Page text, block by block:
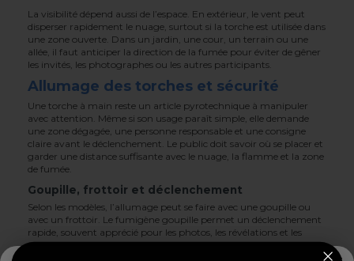
La visibilité dépend aussi de l’espace. En extérieur, le vent peut
disperser rapidement le nuage, surtout si la torche est utilisée dans
une zone ouverte. Dans un jardin, une cour, un terrain ou une
allée, il faut anticiper la direction de la fumée pour éviter de gêner
les invités, les photographes ou les autres participants.
Allumage des torches et sécurité
Une torche à main reste un article pyrotechnique à manipuler
avec attention. Même si son usage paraît simple, elle demande
une zone dégagée, une personne responsable et une consigne
claire avant le déclenchement. Le public doit savoir où se placer et
garder une distance suffisante avec le nuage, la flamme et la zone
de fumée.
Goupille, frottoir et déclenchement
Selon les modèles, l’allumage peut se faire avec une goupille ou
avec un frottoir. Le fumigène goupille permet un déclenchement
rapide, souvent apprécié pour les photos, les révélations et les
animations courtes. Le fumigène frottoir demande un geste